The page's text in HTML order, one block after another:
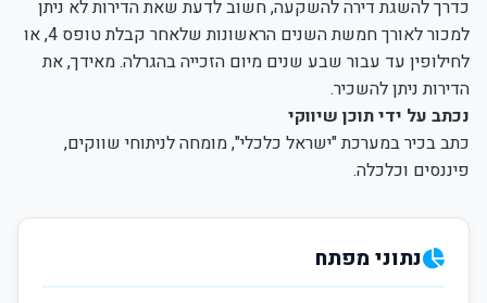
כדרך להשגת דירה להשקעה, חשוב לדעת שאת הדירות לא ניתן
למכור לאורך חמשת השנים הראשונות שלאחר קבלת טופס 4, או
לחילופין עד עבור שבע שנים מיום הזכייה בהגרלה. מאידך, את
הדירות ניתן להשכיר.
נכתב על ידי תוכן שיווקי
כתב בכיר במערכת "ישראל כלכלי", מומחה לניתוחי שווקים,
פיננסים וכלכלה.
נתוני מפתח